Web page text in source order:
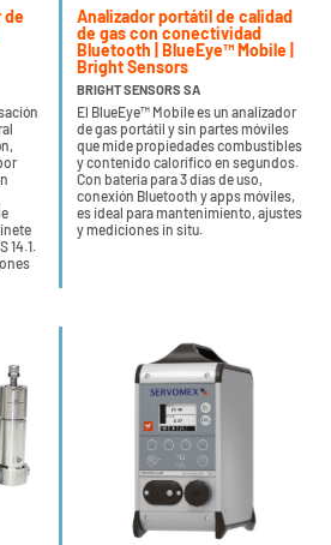
de
14.1.
Analizador portátil de calidad
de gas con conectividad
Bluetooth | BlueEye™ Mobile |
Bright Sensors
BRIGHT SENSORS SA
El BlueEye™ Mobile es un analizador
de gas portátil y sin partes móviles
que mide propiedades combustibles
y contenido calorífico en segundos.
Con batería para 3 días de uso,
conexión Bluetooth y apps móviles,
es ideal para mantenimiento, ajustes
y mediciones in situ.